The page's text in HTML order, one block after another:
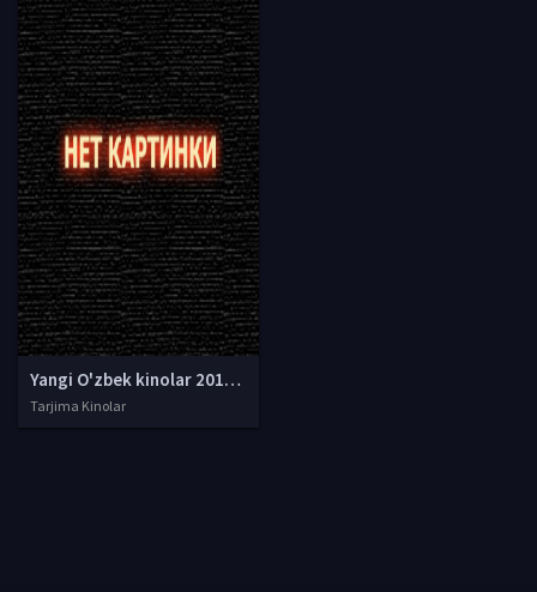
Yangi O'zbek kinolar 2010-2011-2012-2013-2014-2015-2016-2017-2018-2019-2020-2021-2022-2023-2024-2025 O'zbek tilida Uzbek tarjima Full HD
Tarjima Kinolar